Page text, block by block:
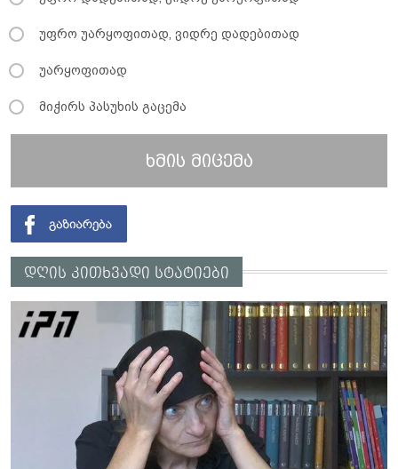
უფრო უარყოფითად, ვიდრე დადებითად
უარყოფითად
მიჭირს პასუხის გაცემა
ხმის მიცემა
დღის კითხვადი სტატიები